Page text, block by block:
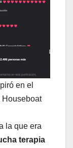
en el
la que era
terapia